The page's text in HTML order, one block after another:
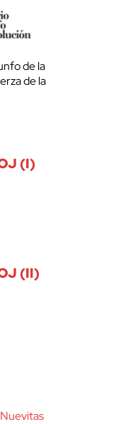
de la
de la
(I)
(II)